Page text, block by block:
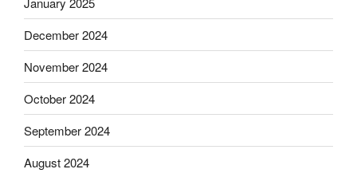
December 2024
November 2024
October 2024
September 2024
August 2024